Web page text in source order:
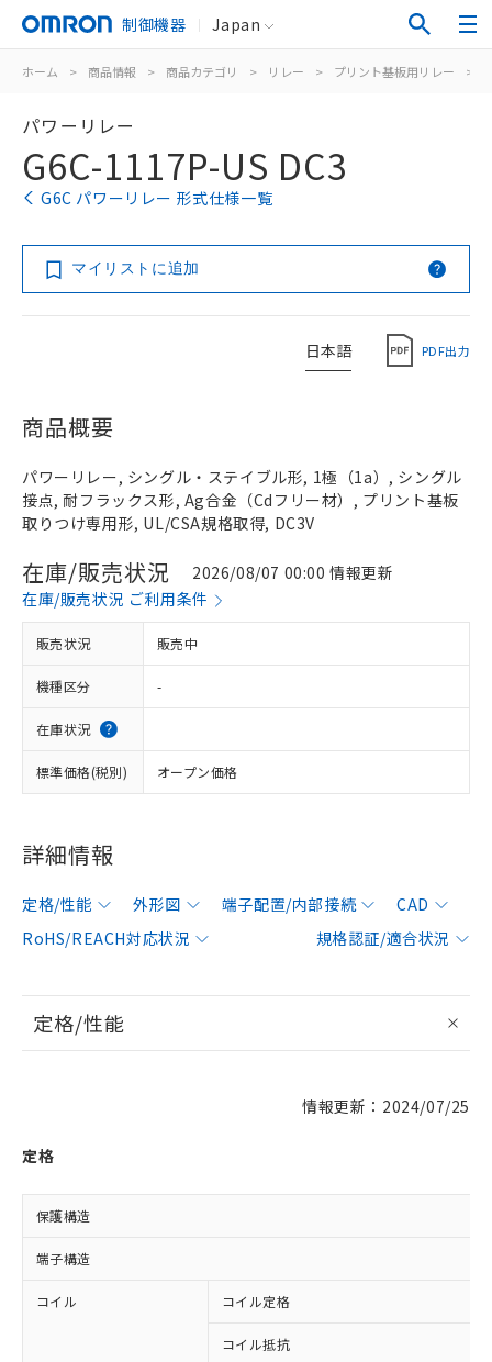
制御機器 Japan
ホーム > 商品情報 > 商品カテゴリ > リレー > プリント基板用リレー >
パワーリレー
G6C-1117P-US DC3
G6C パワーリレー 形式仕様一覧
マイリストに追加
日本語 PDF出力
商品概要
パワーリレー, シングル・ステイブル形, 1極（1a）, シングル
接点, 耐フラックス形, Ag合金（Cdフリー材）, プリント基板
取りつけ専用形, UL/CSA規格取得, DC3V
在庫/販売状況
2026/08/07 00:00 情報更新
在庫/販売状況 ご利用条件
販売状況 販売中
機種区分 -
在庫状況
標準価格(税別) オープン価格
詳細情報
定格/性能 外形図 端子配置/内部接続
CAD
RoHS/REACH対応状況
規格認証/適合状況
定格/性能
情報更新：2024/07/25
定格
保護構造
端子構造
コイル コイル定格
コイル抵抗